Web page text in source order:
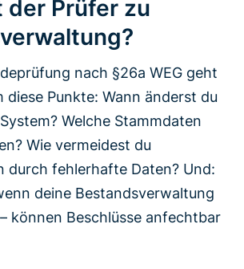
der Prüfer zu
nach §26a WEG geht
diese Punkte: Wann änderst du
Welche Stammdaten
Wie vermeidest du
durch fehlerhafte Daten? Und:
deine Bestandsverwaltung
können Beschlüsse anfechtbar